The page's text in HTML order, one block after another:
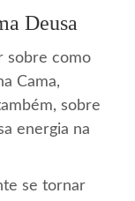
Deusa
sobre como
Cama,
sobre
energia na
se tornar